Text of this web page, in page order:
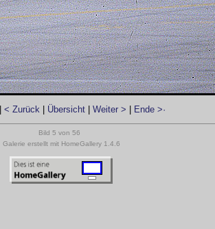
< Zurück| Übersicht| Weiter > Ende >·
Bild 5 von 56
Galerie erstellt mit HomeGallery 1.4.6